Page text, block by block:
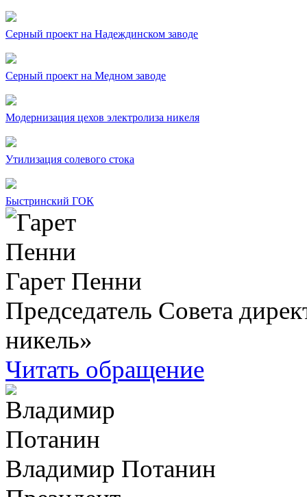
Серный проект на Надеждинском заводе
Серный проект на Медном заводе
Модернизация цехов электролиза никеля
Утилизация солевого стока
Быстринский ГОК
Гарет Пенни
Председатель Совета
никель»
Читать обращение
Владимир Потанин